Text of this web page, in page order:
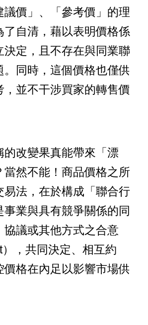
議價」、「參考價」的理
了自清，藉以表明價格係
決定，且不存在與同業聯
。同時，這個價格也僅供
，並不干涉買家的轉售價
的改變果真能帶來「漂
當然不能！商品價格之所
易法，在於構成「聯合行
業與具有競爭關係的同
協議或其他方式之合意
），共同決定、相互約
價格在內足以影響市場供